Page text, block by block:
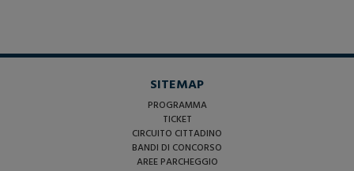
SITEMAP
PROGRAMMA
TICKET
CIRCUITO CITTADINO
BANDI DI CONCORSO
AREE PARCHEGGIO